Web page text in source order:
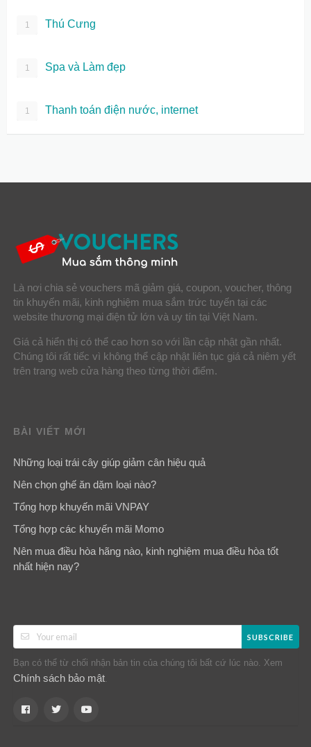
1 Thú Cưng
1 Spa và Làm đẹp
1 Thanh toán điện nước, internet
Là nơi chia sẻ vouchers mã giảm giá, coupon, voucher, thông
tin khuyến mãi, kinh nghiệm mua sắm trức tuyến tại các
website thương mại điện tử lớn và uy tín tại Việt Nam.
Giá cả hiển thị có thể cao hơn so với lần cập nhật gần nhất.
Chúng tôi rất tiếc vì không thể cập nhật liên tục giá cả niêm yết
trên trang web cửa hàng theo từng thời điểm.
BÀI VIẾT MỚI
Những loại trái cây giúp giảm cân hiệu quả
Nên chọn ghế ăn dặm loại nào?
Tổng hợp khuyến mãi VNPAY
Tổng hợp các khuyến mãi Momo
Nên mua điều hòa hãng nào, kinh nghiệm mua điều hòa tốt
nhất hiện nay?
SUBSCRIBE
Bạn có thể từ chối nhận bản tin của chúng tôi bất cứ lúc nào. Xem
Chính sách bảo mật